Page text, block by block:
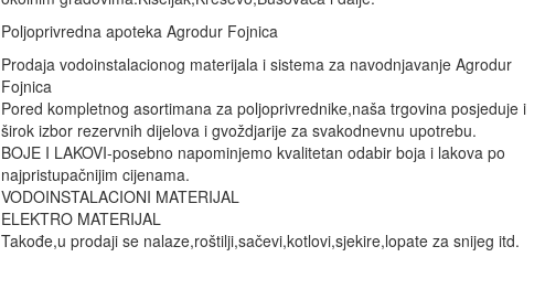
Poljoprivredna apoteka Agrodur Fojnica
Prodaja vodoinstalacionog materijala i sistema za navodnjavanje Agrodur
Fojnica
Pored kompletnog asortimana za poljoprivrednike,naša trgovina posjeduje i
širok izbor rezervnih dijelova i gvoždjarije za svakodnevnu upotrebu.
BOJE I LAKOVI-posebno napominjemo kvalitetan odabir boja i lakova po
najpristupačnijim cijenama.
VODOINSTALACIONI MATERIJAL
ELEKTRO MATERIJAL
Takođe,u prodaji se nalaze,roštilji,sačevi,kotlovi,sjekire,lopate za snijeg itd.